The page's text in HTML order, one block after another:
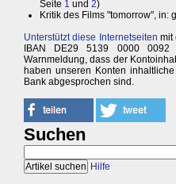
Seite 1 und 2)
Kritik des Films "tomorrow", in:
Unterstützt diese Internetseiten mit
IBAN DE29 5139 0000
Warnmeldung, dass der
haben unseren Konten
Bank abgesprochen sind.
Suchen
Hilfe